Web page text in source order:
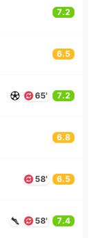
7.2
6.5
65' 7.2
6.8
58' 6.5
58' 7.4